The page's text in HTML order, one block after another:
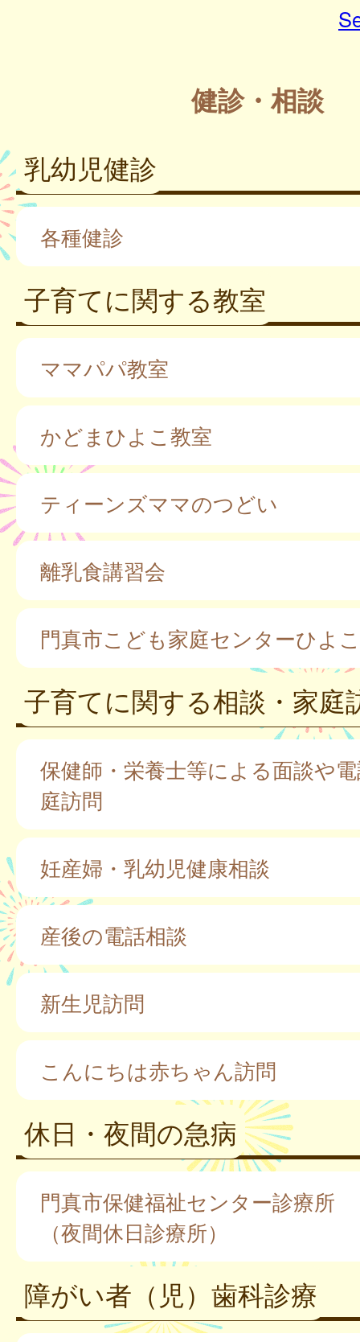
健診・相談
乳幼児健診
各種健診
子育てに関する教室
ママパパ教室
かどまひよこ教室
ティーンズママのつどい
離乳食講習会
門真市こども家庭センターひよ
子育てに関する相談・家庭
保健師・栄養士等による面談や
庭訪問
妊産婦・乳幼児健康相談
産後の電話相談
新生児訪問
こんにちは赤ちゃん訪問
休日・夜間の急病
門真市保健福祉センター診療所
（夜間休日診療所）
障がい者（児）歯科診療